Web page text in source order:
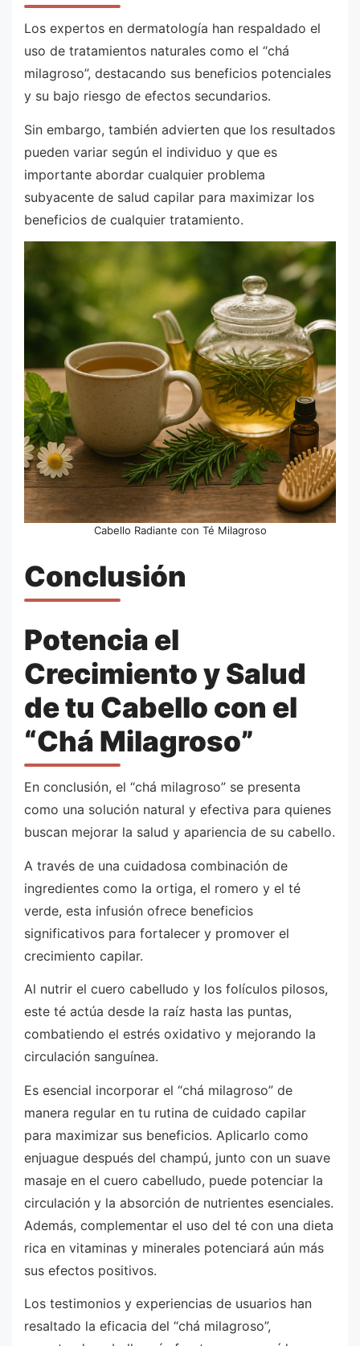
Los expertos en dermatología han respaldado el
uso de tratamientos naturales como el “chá
milagroso”, destacando sus beneficios potenciales
y su bajo riesgo de efectos secundarios.
Sin embargo, también advierten que los resultados
pueden variar según el individuo y que es
importante abordar cualquier problema
subyacente de salud capilar para maximizar los
beneficios de cualquier tratamiento.
Cabello Radiante con Té Milagroso
Conclusión
Potencia el
Crecimiento y Salud
de tu Cabello con el
“Chá Milagroso”
En conclusión, el “chá milagroso” se presenta
como una solución natural y efectiva para quienes
buscan mejorar la salud y apariencia de su cabello.
A través de una cuidadosa combinación de
ingredientes como la ortiga, el romero y el té
verde, esta infusión ofrece beneficios
significativos para fortalecer y promover el
crecimiento capilar.
Al nutrir el cuero cabelludo y los folículos pilosos,
este té actúa desde la raíz hasta las puntas,
combatiendo el estrés oxidativo y mejorando la
circulación sanguínea.
Es esencial incorporar el “chá milagroso” de
manera regular en tu rutina de cuidado capilar
para maximizar sus beneficios. Aplicarlo como
enjuague después del champú, junto con un suave
masaje en el cuero cabelludo, puede potenciar la
circulación y la absorción de nutrientes esenciales.
Además, complementar el uso del té con una dieta
rica en vitaminas y minerales potenciará aún más
sus efectos positivos.
Los testimonios y experiencias de usuarios han
resaltado la eficacia del “chá milagroso”,